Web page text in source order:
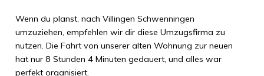
Wenn du planst, nach Villingen Schwenningen
umzuziehen, empfehlen wir dir diese Umzugsfirma zu
nutzen. Die Fahrt von unserer alten Wohnung zur neuen
hat nur 8 Stunden 4 Minuten gedauert, und alles war
perfekt organisiert.